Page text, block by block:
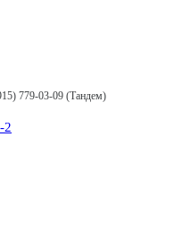
779-03-09 (Тандем)
2